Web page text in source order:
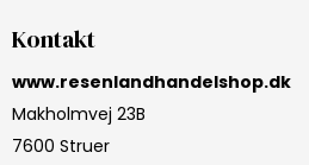
Kontakt
www.resenlandhandelshop.dk
Makholmvej 23B
7600 Struer